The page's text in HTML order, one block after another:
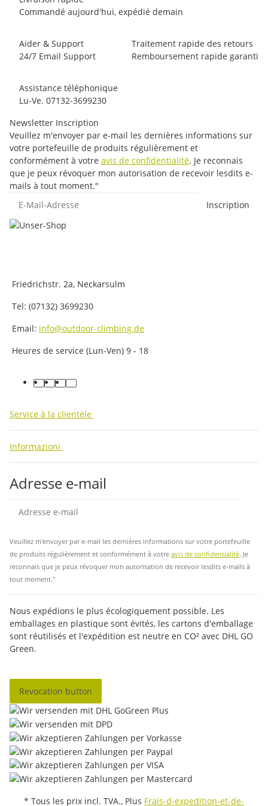
Commandé aujourd'hui, expédié demain
Aider & Support
24/7 Email Support
Traitement rapide des retours
Remboursement rapide garanti
Assistance téléphonique
Lu-Ve. 07132-3699230
Newsletter Inscription
Veuillez m'envoyer par e-mail les dernières informations sur
votre portefeuille de produits régulièrement et
conformément à votre avis de confidentialité. Je reconnais
que je peux révoquer mon autorisation de recevoir lesdits e-
mails à tout moment."
Inscription
Friedrichstr. 2a, Neckarsulm
Tel: (07132) 3699230
Email: info@outdoor-climbing.de
Heures de service (Lun-Ven) 9 - 18
facebook
youtube
instagram
tiktok
Service à la clientèle
Informazioni
Adresse e-mail
Veuillez m'envoyer par e-mail les dernières informations sur votre portefeuille
de produits régulièrement et conformément à votre avis de confidentialité. Je
reconnais que je peux révoquer mon autorisation de recevoir lesdits e-mails à
tout moment."
Nous expédions le plus écologiquement possible. Les
emballages en plastique sont évités, les cartons d'emballage
sont réutilisés et l'expédition est neutre en CO² avec DHL GO
Green.
Revocation button
* Tous les prix incl. TVA., Plus Frais-d-expedition-et-de-